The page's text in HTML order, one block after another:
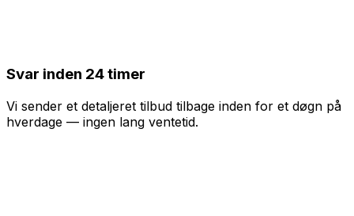
Svar inden 24 timer
Vi sender et detaljeret tilbud tilbage inden for et døgn på
hverdage — ingen lang ventetid.